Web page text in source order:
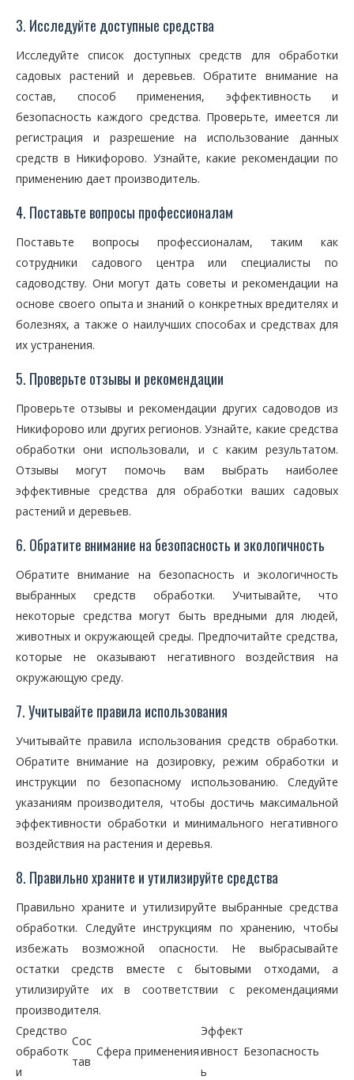
3. Исследуйте доступные средства
Исследуйте список доступных средств для обработки
садовых растений и деревьев. Обратите внимание на
состав, способ применения, эффективность и
безопасность каждого средства. Проверьте, имеется ли
регистрация и разрешение на использование данных
средств в Никифорово. Узнайте, какие рекомендации по
применению дает производитель.
4. Поставьте вопросы профессионалам
Поставьте вопросы профессионалам, таким как
сотрудники садового центра или специалисты по
садоводству. Они могут дать советы и рекомендации на
основе своего опыта и знаний о конкретных вредителях и
болезнях, а также о наилучших способах и средствах для
их устранения.
5. Проверьте отзывы и рекомендации
Проверьте отзывы и рекомендации других садоводов из
Никифорово или других регионов. Узнайте, какие средства
обработки они использовали, и с каким результатом.
Отзывы могут помочь вам выбрать наиболее
эффективные средства для обработки ваших садовых
растений и деревьев.
6. Обратите внимание на безопасность и экологичность
Обратите внимание на безопасность и экологичность
выбранных средств обработки. Учитывайте, что
некоторые средства могут быть вредными для людей,
животных и окружающей среды. Предпочитайте средства,
которые не оказывают негативного воздействия на
окружающую среду.
7. Учитывайте правила использования
Учитывайте правила использования средств обработки.
Обратите внимание на дозировку, режим обработки и
инструкции по безопасному использованию. Следуйте
указаниям производителя, чтобы достичь максимальной
эффективности обработки и минимального негативного
воздействия на растения и деревья.
8. Правильно храните и утилизируйте средства
Правильно храните и утилизируйте выбранные средства
обработки. Следуйте инструкциям по хранению, чтобы
избежать возможной опасности. Не выбрасывайте
остатки средств вместе с бытовыми отходами, а
утилизируйте их в соответствии с рекомендациями
производителя.
Средство
обработк
и
Сос
тав
Сфера применения
Эффект
ивност
ь
Безопасность